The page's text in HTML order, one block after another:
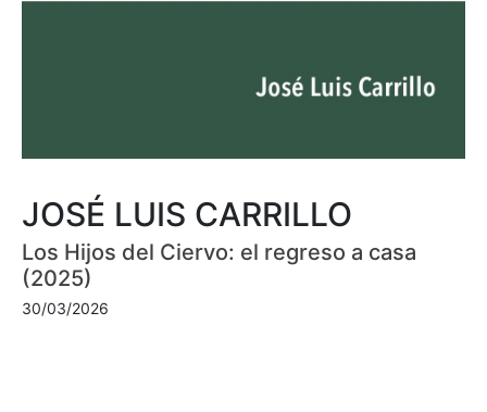
JOSÉ LUIS CARRILLO
Los Hijos del Ciervo: el regreso a casa
(2025)
30/03/2026